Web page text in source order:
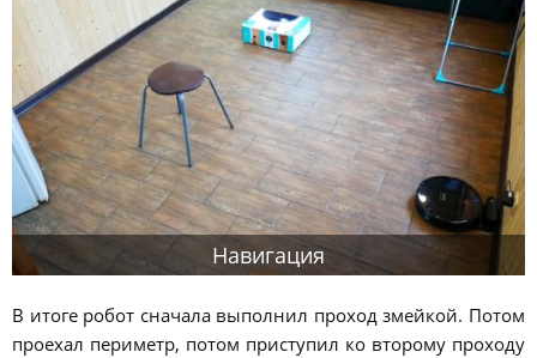
Навигация
В итоге робот сначала выполнил проход змейкой. Потом
проехал периметр, потом приступил ко второму проходу